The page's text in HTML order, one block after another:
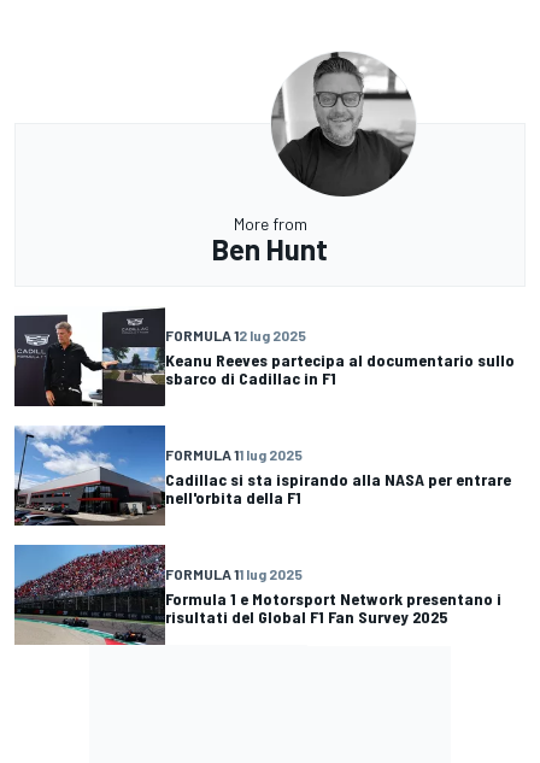
More from
Ben Hunt
FORMULA 12 lug 2025
Keanu Reeves partecipa al documentario sullo
sbarco di Cadillac in F1
FORMULA 11 lug 2025
Cadillac si sta ispirando alla NASA per entrare
nell'orbita della F1
FORMULA 11 lug 2025
Formula 1 e Motorsport Network presentano i
risultati del Global F1 Fan Survey 2025